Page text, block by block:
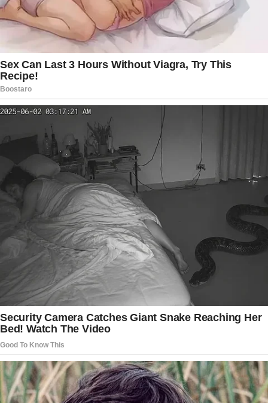
Federal. Caberá aos ministros analisar os
argumentos apresentados pelas partes antes da
definição sobre o julgamento da ação penal.
Enquanto isso, o caso continua gerando debates
sobre liberdade de expressão, atuação
institucional e garantias constitucionais no
ambiente político brasileiro. A expectativa é que
os próximos movimentos do STF tenham forte
impacto não apenas jurídico, mas também
político, diante da relevância nacional dos
personagens envolvidos e da repercussão
pública que o processo vem alcançando nos
últimos meses.